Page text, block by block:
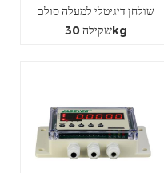
שולחן דיגיטלי למעלה סולם
שקילה 30kg